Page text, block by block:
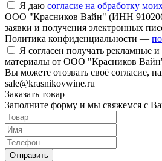
Я даю согласие на обработку
ООО "Красников Вайн" (ИНН
заявки и получения электронных
Политика конфиденциальности —
Я согласен получать рекламные
материалы от ООО "Красников
Вы можете отозвать своё согласие,
sale@krasnikovwine.ru
Заказать товар
Заполните форму и мы свяжемся с
Отправить